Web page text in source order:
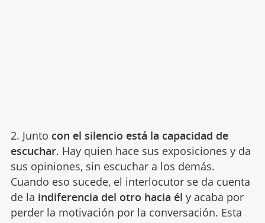
2. Junto con el silencio está la capacidad de
escuchar. Hay quien hace sus exposiciones y da
sus opiniones, sin escuchar a los demás.
Cuando eso sucede, el interlocutor se da cuenta
de la indiferencia del otro hacia él y acaba por
perder la motivación por la conversación. Esta